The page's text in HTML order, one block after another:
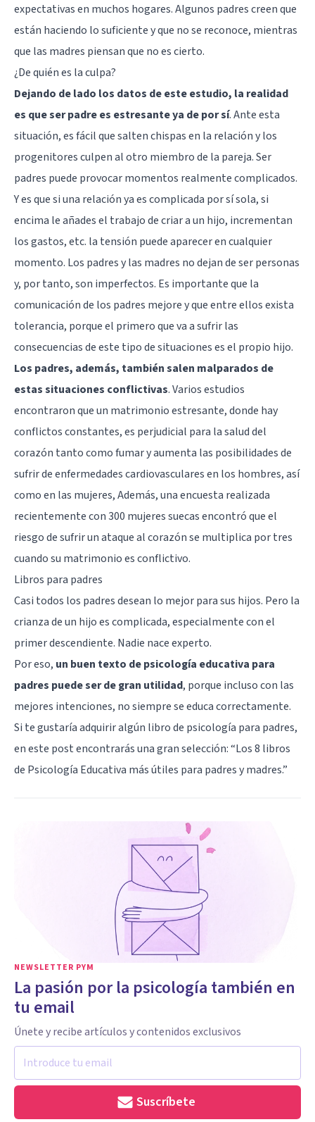
expectativas en muchos hogares. Algunos padres creen que
están haciendo lo suficiente y que no se reconoce, mientras
que las madres piensan que no es cierto.
¿De quién es la culpa?
Dejando de lado los datos de este estudio, la realidad
es que ser padre es estresante ya de por sí. Ante esta
situación, es fácil que salten chispas en la relación y los
progenitores culpen al otro miembro de la pareja. Ser
padres puede provocar momentos realmente complicados.
Y es que si una relación ya es complicada por sí sola, si
encima le añades el trabajo de criar a un hijo, incrementan
los gastos, etc. la tensión puede aparecer en cualquier
momento. Los padres y las madres no dejan de ser personas
y, por tanto, son imperfectos. Es importante que la
comunicación de los padres mejore y que entre ellos exista
tolerancia, porque el primero que va a sufrir las
consecuencias de este tipo de situaciones es el propio hijo.
Los padres, además, también salen malparados de
estas situaciones conflictivas. Varios estudios
encontraron que un matrimonio estresante, donde hay
conflictos constantes, es perjudicial para la salud del
corazón tanto como fumar y aumenta las posibilidades de
sufrir de enfermedades cardiovasculares en los hombres, así
como en las mujeres, Además, una encuesta realizada
recientemente con 300 mujeres suecas encontró que el
riesgo de sufrir un ataque al corazón se multiplica por tres
cuando su matrimonio es conflictivo.
Libros para padres
Casi todos los padres desean lo mejor para sus hijos. Pero la
crianza de un hijo es complicada, especialmente con el
primer descendiente. Nadie nace experto.
Por eso, un buen texto de psicología educativa para
padres puede ser de gran utilidad, porque incluso con las
mejores intenciones, no siempre se educa correctamente.
Si te gustaría adquirir algún libro de psicología para padres,
en este post encontrarás una gran selección: “Los 8 libros
de Psicología Educativa más útiles para padres y madres.”
NEWSLETTER PYM
La pasión por la psicología también en
tu email
Únete y recibe artículos y contenidos exclusivos
Suscríbete